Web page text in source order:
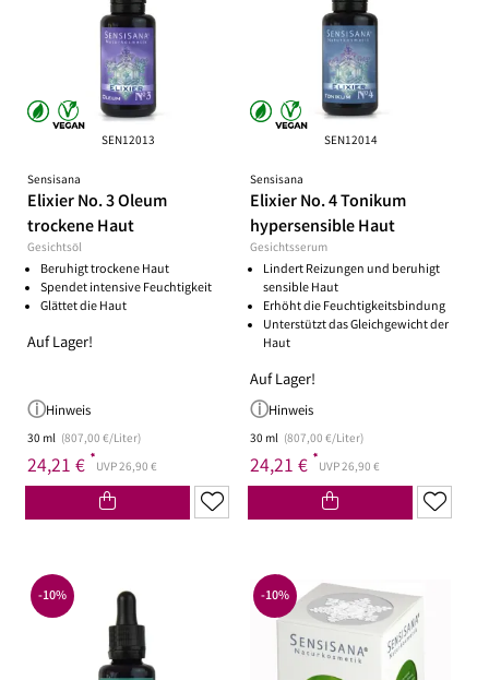
SEN12013
Sensisana
Elixier No. 3 Oleum
trockene Haut
Gesichtsöl
Beruhigt trockene Haut
Spendet intensive Feuchtigkeit
Glättet die Haut
Auf Lager!
Hinweis
30 ml (807,00 €/Liter)
24,21 € *UVP 26,90 €
SEN12014
Sensisana
Elixier No. 4 Tonikum
hypersensible Haut
Gesichtsserum
Lindert Reizungen und beruhigt
sensible Haut
Erhöht die Feuchtigkeitsbindung
Unterstützt das Gleichgewicht der
Haut
Auf Lager!
Hinweis
30 ml (807,00 €/Liter)
24,21 € *UVP 26,90 €
-10% -10%